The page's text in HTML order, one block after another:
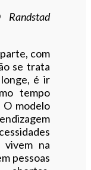
Randstad
com
se trata
é ir
tempo
O modelo
vivem na
pessoas